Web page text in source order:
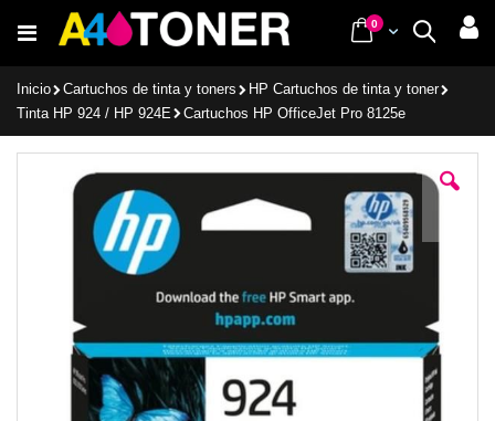
al
Buscar
Cart
0items
Inicio Cartuchos de tinta y toners
HP Cartuchos de tinta y toner
Tinta HP 924 / HP 924E
Cartuchos HP OfficeJet Pro 8125e
imágenes